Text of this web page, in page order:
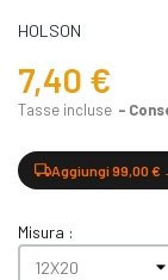
HOLSON
7,40 €
Tasse incluse
Aggiungi 99,00
Misura :